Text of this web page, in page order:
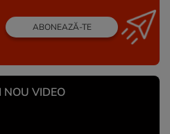
ABONEAZĂ-TE
NOU VIDEO